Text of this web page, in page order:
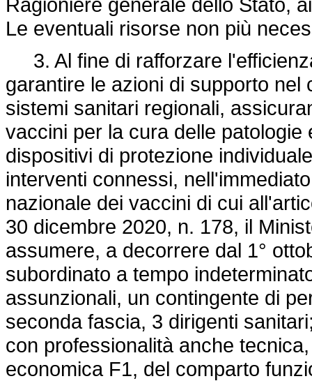
Le eventuali risorse non più
3. Al fine di rafforzare
garantire le azioni di supporto
sistemi sanitari regionali,
vaccini per la cura delle
dispositivi di protezione
interventi connessi,
nazionale dei vaccini di cui
30 dicembre 2020, n. 178, il
assumere, a decorrere dal 1°
subordinato a tempo
assunzionali, un contingente di
seconda fascia, 3 dirigenti
con professionalità anche
economica F1, del comparto